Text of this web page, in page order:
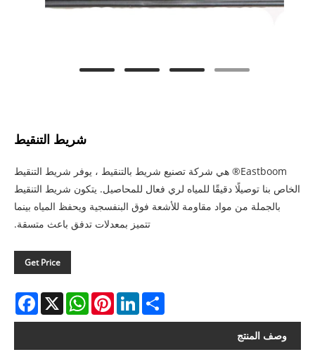
شريط التنقيط
Eastboom® هي شركة تصنيع شريط بالتنقيط ، يوفر شريط التنقيط
الخاص بنا توصيلًا دقيقًا للمياه لري فعال للمحاصيل. يتكون شريط التنقيط
بالجملة من مواد مقاومة للأشعة فوق البنفسجية ويحفظ المياه بينما
تتميز بمعدلات تدفق باعث متسقة.
Get Price
X
WhatsAppPinterestLinkedInShare
وصف المنتج